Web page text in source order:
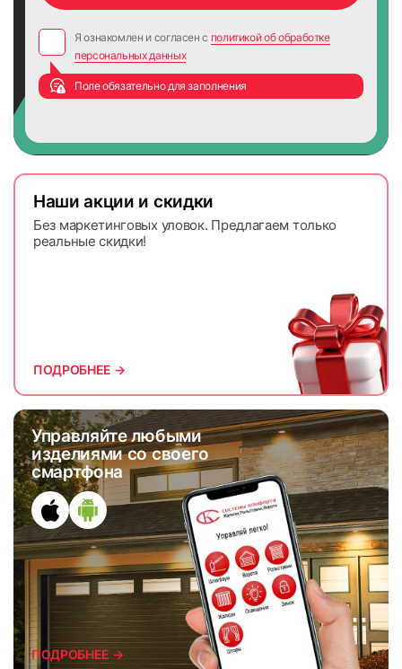
Управляйте любыми
изделиями со своего
смартфона
ПОДРОБНЕЕ →
Наши акции и скидки
Без маркетинговых уловок. Предлагаем только
реальные скидки!
ПОДРОБНЕЕ →
57
59
63 64
65 66
Я ознакомлен и согласен с политикой об обработке
персональных данных
Поле обязательно для заполнения